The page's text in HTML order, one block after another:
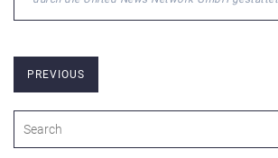
PREVIOUS